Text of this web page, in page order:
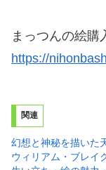
まっつんの絵
https://
関連
幻想と神秘を描いた
ウィリアム・ブレイ